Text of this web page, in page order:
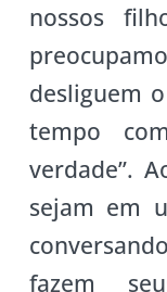
nossos
desliguem
tempo
verdade”.
sejam em
fazem